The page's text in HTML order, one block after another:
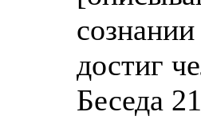
достиг
Беседа